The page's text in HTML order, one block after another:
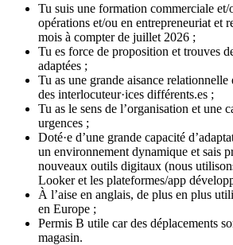
Tu suis une formation commerciale et/
opérations et/ou en entrepreneuriat et
mois à compter de juillet 2026 ;
Tu es force de proposition et trouves
adaptées ;
Tu as une grande aisance
des interlocuteur·ices différents.es ;
Tu as le sens de l’organisation et une
urgences ;
Doté·e d’une grande capacité
un environnement dynamique et sais
nouveaux outils digitaux (nous
Looker et les plateformes/app
À l’aise en anglais, de plus en plus
en Europe ;
Permis B utile car des déplacements
magasin.